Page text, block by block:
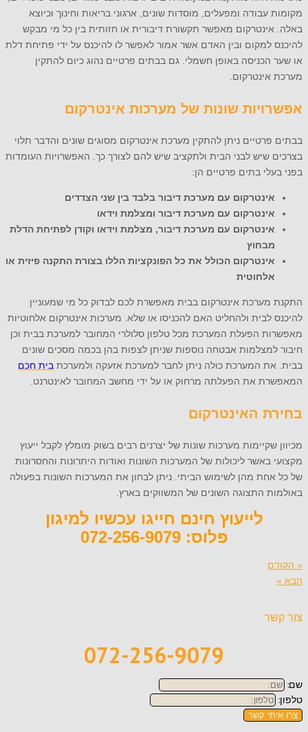
מקומות עבודה ומפעלים, מוסדות שונים, ארגוני בריאות וחינוך וכיוצא
באלה. אינטרקום מאפשר תקשורת דיבורית או חזותית בין כל מי מבקש
להיכנס למקום ובין האדם אשר אמור לאפשר לו להיכנס על ידי פתיחת דלת
או שער הכניסה באופן חשמלי. גם בבתים פרטיים נהוג כיום להתקין
מערכת אינטרקום.
אפשרויות שונות של מערכות אינטרקום
בבתים פרטיים ניתן להתקין מערכת אינטרקום מסוגים שונים והדבר תלוי
בצרכים שיש לבני הבית ולתקציב שיש להם לצורך כך. האפשרויות העומדות
בפני בעלי בתים פרטיים הן:
אינטרקום עם מערכת דיבור בלבד בין שני הצדדים
אינטרקום עם מערכת דיבור ומצלמת וידאו
אינטרקום עם מערכת דיבור, מצלמת וידאו וקודן לפתיחת הדלת
מבחוץ
אינטרקום הכולל את כל הפונקציות הללו בצורת התקנה פיזית או
אלחוטית
התקנת מערכת אינטרקום בבית מאפשרת לכם לבדוק כל מי שמעוניין
להיכנס לבית ולהחליט האם להכניסו או שלא. מערכות אינטרקום אלחוטיות
מאפשרות הפעלת המערכת מכל טלפון סלולרי המחובר למערכת בבית וכן
חיבור למצלמות אבטחה נוספות שניתן לצפות בהן בכמה מסכים שונים
בבית. את המערכת כולה ניתן לחבר למערכת אזעקה ולמערכת בית חכם
המאפשרת את הפעלתה מרחוק או על ידי מחשב המחובר לאינטרנט.
בחירת האינטרקום
מכיוון שקיימות מערכות שונות של יצרנים רבים בשוק מומלץ לקבל ייעוץ
מקצועי באשר ליכולות של המערכות השונות ואודות היתרונות והחסרונות
של כל אחת מהן לשימוש הביתי. ניתן לבחון את המערכות השונות בפעולה
באולמות התצוגה השונים של המשווקים בארץ.
לייעוץ חינם חייגו עכשיו למיגון
פלוס: 072-256-9079
« הקודם
הבא »
צור קשר
072-256-9079
שם:
טלפון:
צרו איתי קשר